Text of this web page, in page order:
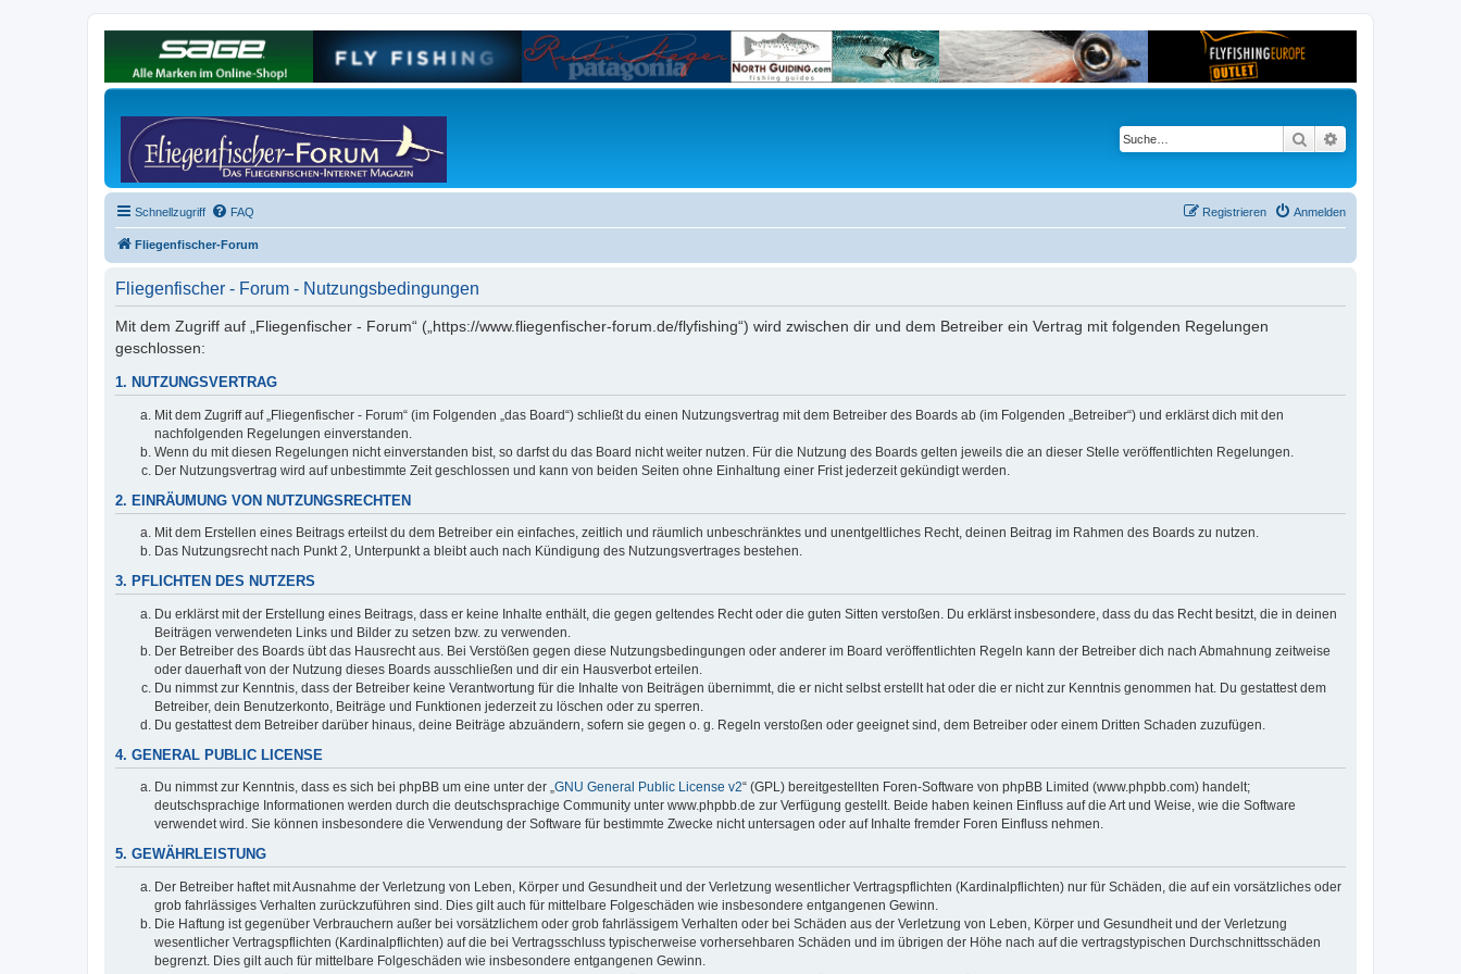
Suche
Schnellzugriff FAQ Anmelden
Registrieren
Fliegenfischer-Forum
Fliegenfischer - Forum - Nutzungsbedingungen
Mit dem Zugriff auf „Fliegenfischer - Forum“ („https://www.fliegenfischer-forum.de/flyfishing“) wird zwischen dir und dem Betreiber ein Vertrag mit folgenden Regelungen
geschlossen:
1. NUTZUNGSVERTRAG
Mit dem Zugriff auf „Fliegenfischer - Forum“ (im Folgenden „das Board“) schließt du einen Nutzungsvertrag mit dem Betreiber des Boards ab (im Folgenden „Betreiber“) und erklärst dich mit den
nachfolgenden Regelungen einverstanden.
Wenn du mit diesen Regelungen nicht einverstanden bist, so darfst du das Board nicht weiter nutzen. Für die Nutzung des Boards gelten jeweils die an dieser Stelle veröffentlichten Regelungen.
Der Nutzungsvertrag wird auf unbestimmte Zeit geschlossen und kann von beiden Seiten ohne Einhaltung einer Frist jederzeit gekündigt werden.
2. EINRÄUMUNG VON NUTZUNGSRECHTEN
Mit dem Erstellen eines Beitrags erteilst du dem Betreiber ein einfaches, zeitlich und räumlich unbeschränktes und unentgeltliches Recht, deinen Beitrag im Rahmen des Boards zu nutzen.
Das Nutzungsrecht nach Punkt 2, Unterpunkt a bleibt auch nach Kündigung des Nutzungsvertrages bestehen.
3. PFLICHTEN DES NUTZERS
Du erklärst mit der Erstellung eines Beitrags, dass er keine Inhalte enthält, die gegen geltendes Recht oder die guten Sitten verstoßen. Du erklärst insbesondere, dass du das Recht besitzt, die in deinen
Beiträgen verwendeten Links und Bilder zu setzen bzw. zu verwenden.
Der Betreiber des Boards übt das Hausrecht aus. Bei Verstößen gegen diese Nutzungsbedingungen oder anderer im Board veröffentlichten Regeln kann der Betreiber dich nach Abmahnung zeitweise
oder dauerhaft von der Nutzung dieses Boards ausschließen und dir ein Hausverbot erteilen.
Du nimmst zur Kenntnis, dass der Betreiber keine Verantwortung für die Inhalte von Beiträgen übernimmt, die er nicht selbst erstellt hat oder die er nicht zur Kenntnis genommen hat. Du gestattest dem
Betreiber, dein Benutzerkonto, Beiträge und Funktionen jederzeit zu löschen oder zu sperren.
Du gestattest dem Betreiber darüber hinaus, deine Beiträge abzuändern, sofern sie gegen o. g. Regeln verstoßen oder geeignet sind, dem Betreiber oder einem Dritten Schaden zuzufügen.
4. GENERAL PUBLIC LICENSE
Du nimmst zur Kenntnis, dass es sich bei phpBB um eine unter der „GNU General Public License v2“ (GPL) bereitgestellten Foren-Software von phpBB Limited (www.phpbb.com) handelt;
deutschsprachige Informationen werden durch die deutschsprachige Community unter www.phpbb.de zur Verfügung gestellt. Beide haben keinen Einfluss auf die Art und Weise, wie die Software
verwendet wird. Sie können insbesondere die Verwendung der Software für bestimmte Zwecke nicht untersagen oder auf Inhalte fremder Foren Einfluss nehmen.
5. GEWÄHRLEISTUNG
Der Betreiber haftet mit Ausnahme der Verletzung von Leben, Körper und Gesundheit und der Verletzung wesentlicher Vertragspflichten (Kardinalpflichten) nur für Schäden, die auf ein vorsätzliches oder
grob fahrlässiges Verhalten zurückzuführen sind. Dies gilt auch für mittelbare Folgeschäden wie insbesondere entgangenen Gewinn.
Die Haftung ist gegenüber Verbrauchern außer bei vorsätzlichem oder grob fahrlässigem Verhalten oder bei Schäden aus der Verletzung von Leben, Körper und Gesundheit und der Verletzung
wesentlicher Vertragspflichten (Kardinalpflichten) auf die bei Vertragsschluss typischerweise vorhersehbaren Schäden und im übrigen der Höhe nach auf die vertragstypischen Durchschnittsschäden
begrenzt. Dies gilt auch für mittelbare Folgeschäden wie insbesondere entgangenen Gewinn.